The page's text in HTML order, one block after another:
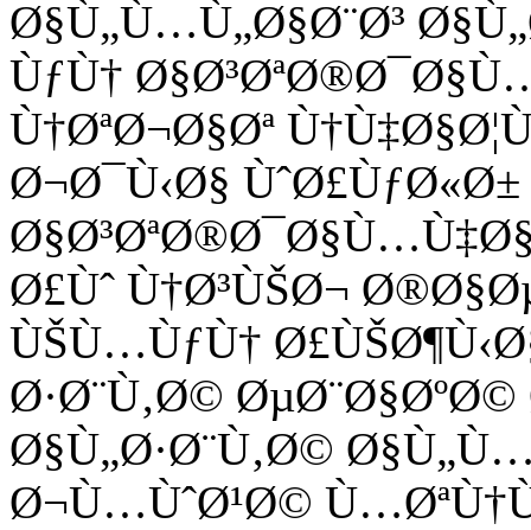
Ø§Ù„Ù…Ù„Ø§Ø¨Ø³
ÙƒÙ†
Ù†ØªØ¬Ø§Øª
Ø¬Ø¯Ù‹Ø§
Ø£Ùˆ Ù†Ø³ÙŠØ¬
ÙŠÙ…ÙƒÙ†
Ø·Ø¨Ù‚Ø©
Ø§Ù„Ø·Ø¨Ù‚Ø©
Ø¬Ù…ÙˆØ¹Ø©